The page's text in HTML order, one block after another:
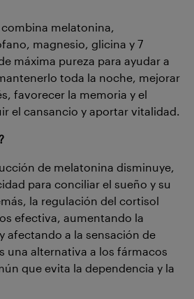
melatonina,
magnesio, glicina y 7
máxima pureza para ayudar a
toda la noche, mejorar
favorecer la memoria y el
el cansancio y aportar vitalidad.
de melatonina disminuye,
para conciliar el sueño y su
la regulación del cortisol
efectiva, aumentando la
afectando a la sensación de
una alternativa a los fármacos
que evita la dependencia y la